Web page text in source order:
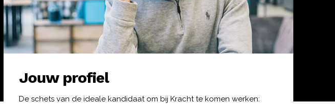
Jouw profiel
De schets van de ideale kandidaat om bij Kracht te komen werken: